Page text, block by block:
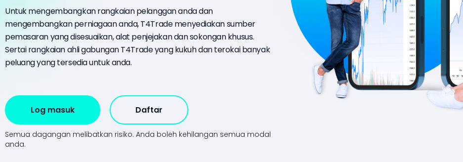
Untuk mengembangkan rangkaian pelanggan anda dan
mengembangkan perniagaan anda, T4Trade menyediakan sumber
pemasaran yang disesuaikan, alat penjejakan dan sokongan khusus.
Sertai rangkaian ahli gabungan T4Trade yang kukuh dan terokai banyak
peluang yang tersedia untuk anda.
Log masuk Daftar
Semua dagangan melibatkan risiko. Anda boleh kehilangan semua modal
anda.